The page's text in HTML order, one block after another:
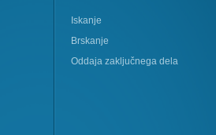
Iskanje
Brskanje
Oddaja zaključnega dela